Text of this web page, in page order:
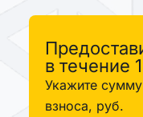
в течение
Укажите
взноса, руб.